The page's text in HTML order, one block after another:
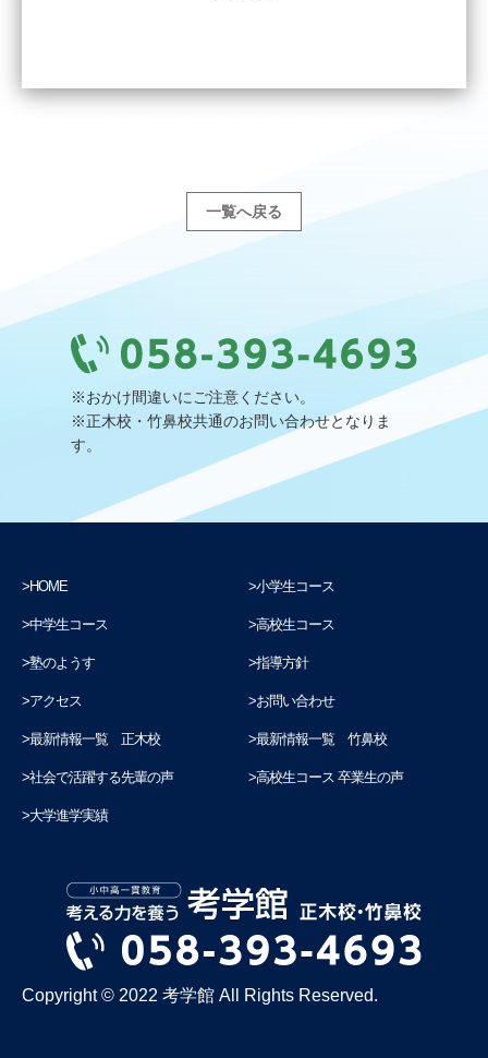
一覧へ戻る
※おかけ間違いにご注意ください。
※正木校・竹鼻校共通のお問い合わせとなりま
す。
HOME 小学生コース
中学生コース 高校生コース
塾のようす 指導方針
アクセス お問い合わせ
最新情報一覧 正木校 最新情報一覧 竹鼻校
社会で活躍する先輩の声 高校生コース 卒業生の声
大学進学実績
Copyright © 2022 考学館 All Rights Reserved.